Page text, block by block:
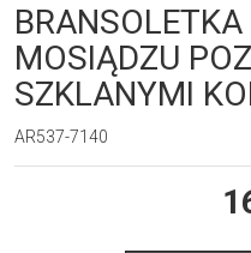
MOSIĄDZU
SZKLANYMI
AR537-7140